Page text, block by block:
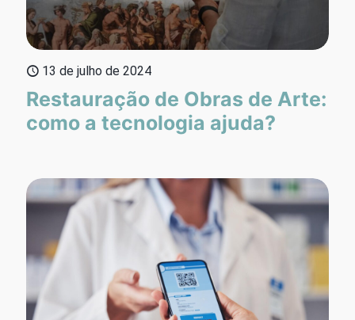
13 de julho de 2024
Restauração de Obras de Arte:
como a tecnologia ajuda?